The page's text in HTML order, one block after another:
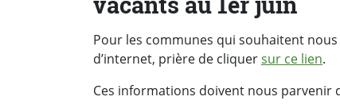
Pour les communes qui souhaitent
d’internet, prière de cliquersur ce lien.
Ces informations doivent nous parvenir